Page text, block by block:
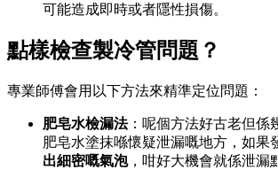
可能造成即時或者隱性損傷。
點樣檢查製冷管問題？
專業師傅會用以下方法來精準定位問題：
肥皂水檢漏法：呢個方法好古老但係
肥皂水塗抹喺懷疑泄漏嘅地方，如果
出細密嘅氣泡，咁好大機會就係泄漏